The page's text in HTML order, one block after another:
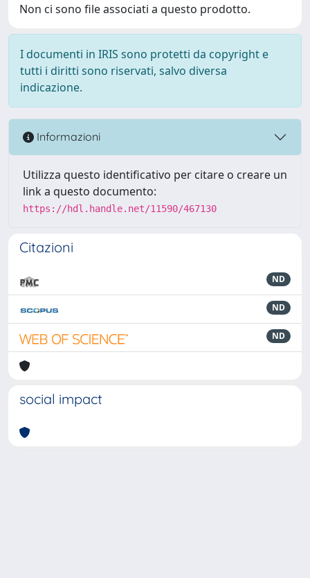
Non ci sono file associati a questo prodotto.
I documenti in IRIS sono protetti da copyright e
tutti i diritti sono riservati, salvo diversa
indicazione.
Informazioni
Utilizza questo identificativo per citare o creare un
link a questo documento:
https://hdl.handle.net/11590/467130
Citazioni
ND
ND
ND
social impact